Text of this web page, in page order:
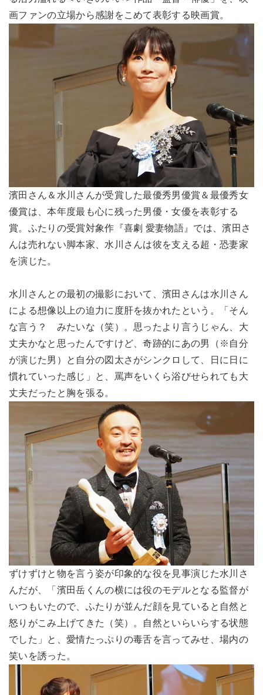
画ファンの立場から感謝をこめて表彰する映画賞。
濱田さん＆水川さんが受賞した最優秀男優賞＆最優秀女
優賞は、本年度最も心に残った男優・女優を表彰する
賞。ふたりの受賞対象作『喜劇 愛妻物語』では、濱田さ
んは売れない脚本家、水川さんは彼を支える超・恐妻家
を演じた。
水川さんとの最初の撮影において、濱田さんは水川さん
による想像以上の迫力に度肝を抜かれたという。「そん
な言う？ みたいな（笑）。思ったより言うじゃん、大
丈夫かなと思ったんですけど、奇跡的にあの男（※自分
が演じた男）と自分の図太さがシンクロして、日に日に
慣れていった感じ」と、罵声をいくら浴びせられても大
丈夫だったと胸を張る。
ずけずけと物を言う姿が印象的な役を見事演じた水川さ
んだが、「濱田岳くんの横には役のモデルとなる監督が
いつもいたので、ふたりが並んだ顔を見ていると自然と
怒りがこみ上げてきた（笑）。自然といらいらする状態
でした」と、愛情たっぷりの毒舌を言ってみせ、場内の
笑いを誘った。